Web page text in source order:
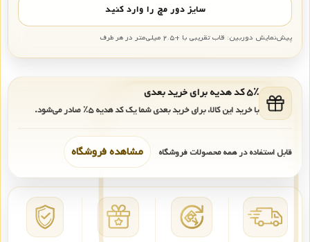
سایز دور مچ را وارد کنید
پیش‌نمایش دوربین: قاب تقریبی با +۲.۵ میلی‌متر در هر طرف
۵٪ کد هدیه برای خرید بعدی
با خرید این کالا، برای خرید بعدی شما یک کد هدیه۵٪ صادر می‌شود.
قابل استفاده در همه محصولات فروشگاه مشاهده فروشگاه